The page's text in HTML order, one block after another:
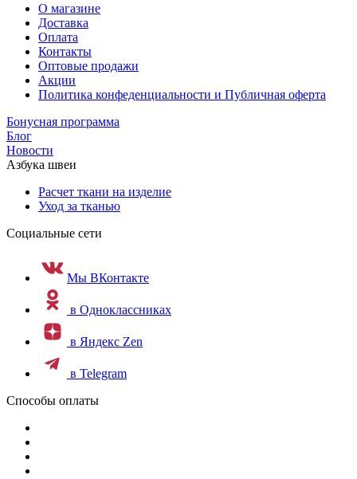
О магазине
Доставка
Оплата
Контакты
Оптовые продажи
Акции
Политика конфеденциальности и Публичная оферта
Бонусная программа
Блог
Новости
Азбука швеи
Расчет ткани на изделие
Уход за тканью
Социальные сети
Мы ВКонтакте
в Одноклассниках
в Яндекс Zen
в Telegram
Способы оплаты